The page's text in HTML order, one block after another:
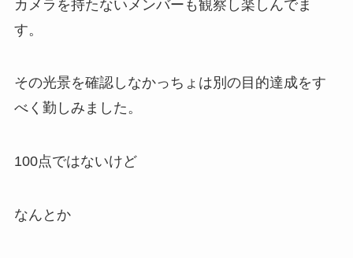
カメラを持たないメンバーも観察し楽しんでま
す。
その光景を確認しなかっちょは別の目的達成をす
べく勤しみました。
100点ではないけど
なんとか